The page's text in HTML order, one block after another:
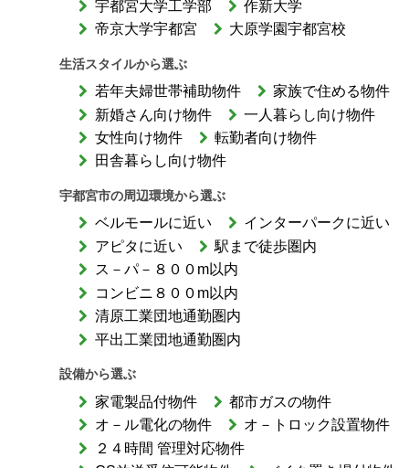
宇都宮大学工学部
作新大学
帝京大学宇都宮
大原学園宇都宮校
生活スタイルから選ぶ
若年夫婦世帯補助物件
家族で住める物件
新婚さん向け物件
一人暮らし向け物件
女性向け物件
転勤者向け物件
田舎暮らし向け物件
宇都宮市の周辺環境から選ぶ
ベルモールに近い
インターパークに近い
アピタに近い
駅まで徒歩圏内
ス－パ－８００m以内
コンビニ８００m以内
清原工業団地通勤圏内
平出工業団地通勤圏内
設備から選ぶ
家電製品付物件
都市ガスの物件
オ－ル電化の物件
オ－トロック設置物件
２４時間 管理対応物件